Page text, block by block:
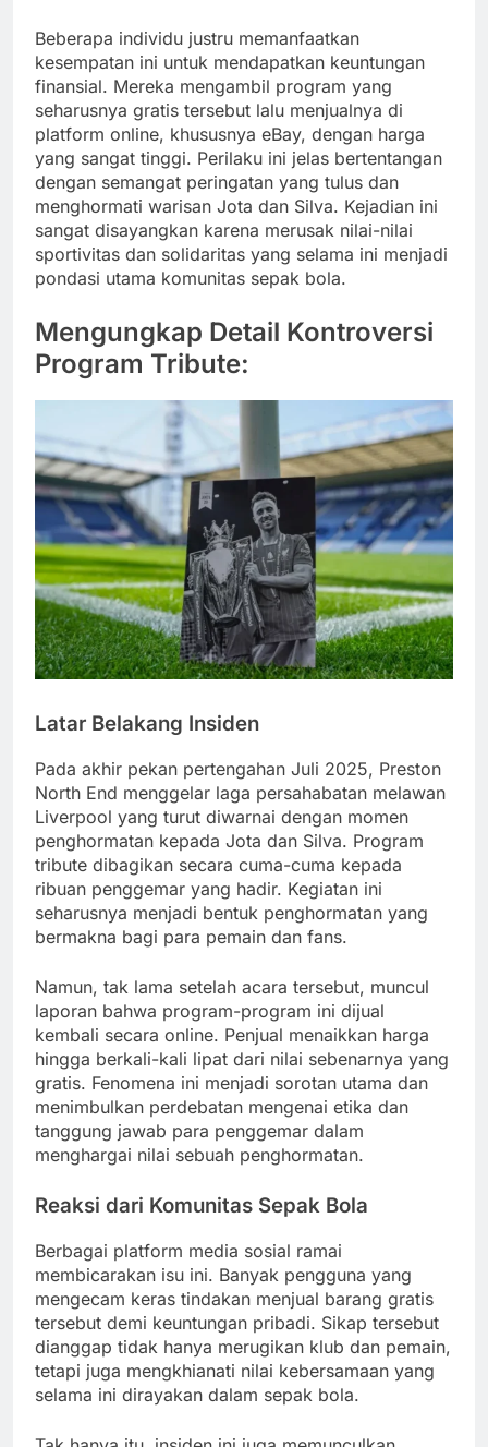
Beberapa individu justru memanfaatkan
kesempatan ini untuk mendapatkan keuntungan
finansial. Mereka mengambil program yang
seharusnya gratis tersebut lalu menjualnya di
platform online, khususnya eBay, dengan harga
yang sangat tinggi. Perilaku ini jelas bertentangan
dengan semangat peringatan yang tulus dan
menghormati warisan Jota dan Silva. Kejadian ini
sangat disayangkan karena merusak nilai-nilai
sportivitas dan solidaritas yang selama ini menjadi
pondasi utama komunitas sepak bola.
Mengungkap Detail Kontroversi
Program Tribute:
Latar Belakang Insiden
Pada akhir pekan pertengahan Juli 2025, Preston
North End menggelar laga persahabatan melawan
Liverpool yang turut diwarnai dengan momen
penghormatan kepada Jota dan Silva. Program
tribute dibagikan secara cuma-cuma kepada
ribuan penggemar yang hadir. Kegiatan ini
seharusnya menjadi bentuk penghormatan yang
bermakna bagi para pemain dan fans.
Namun, tak lama setelah acara tersebut, muncul
laporan bahwa program-program ini dijual
kembali secara online. Penjual menaikkan harga
hingga berkali-kali lipat dari nilai sebenarnya yang
gratis. Fenomena ini menjadi sorotan utama dan
menimbulkan perdebatan mengenai etika dan
tanggung jawab para penggemar dalam
menghargai nilai sebuah penghormatan.
Reaksi dari Komunitas Sepak Bola
Berbagai platform media sosial ramai
membicarakan isu ini. Banyak pengguna yang
mengecam keras tindakan menjual barang gratis
tersebut demi keuntungan pribadi. Sikap tersebut
dianggap tidak hanya merugikan klub dan pemain,
tetapi juga mengkhianati nilai kebersamaan yang
selama ini dirayakan dalam sepak bola.